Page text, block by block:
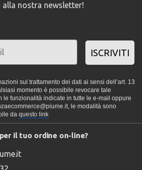
alla nostra newsletter!
ISCRIVITI
sul trattamento dei dati ai sensi dell’art. 13
momento è possibile revocare tale
le funzionalità indicate in tutte le e-mail oppure
le modalità sono
da questo link
il tuo ordine on-line?